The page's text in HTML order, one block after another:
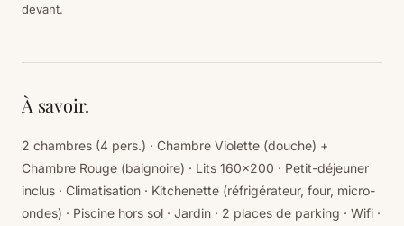
devant.
À savoir.
2 chambres (4 pers.) · Chambre Violette (douche) +
Chambre Rouge (baignoire) · Lits 160×200 · Petit-déjeuner
inclus · Climatisation · Kitchenette (réfrigérateur, four, micro-
ondes) · Piscine hors sol · Jardin · 2 places de parking · Wifi ·